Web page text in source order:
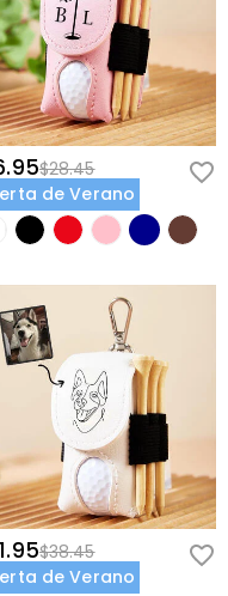
$28.45
de Verano
$38.45
de Verano